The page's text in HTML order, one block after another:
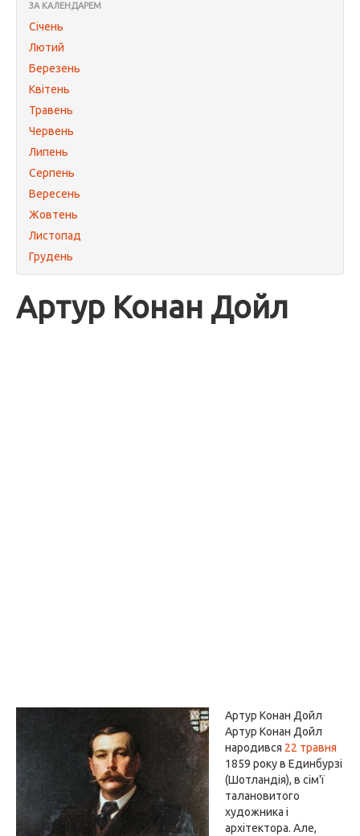
ЗА КАЛЕНДАРЕМ
Січень
Лютий
Березень
Квітень
Травень
Червень
Липень
Серпень
Вересень
Жовтень
Листопад
Грудень
Артур Конан Дойл
Артур Конан Дойл
Артур Конан Дойл
народився 22 травня
1859 року в Единбурзі
(Шотландія), в сім'ї
талановитого
художника і
архітектора. Але,